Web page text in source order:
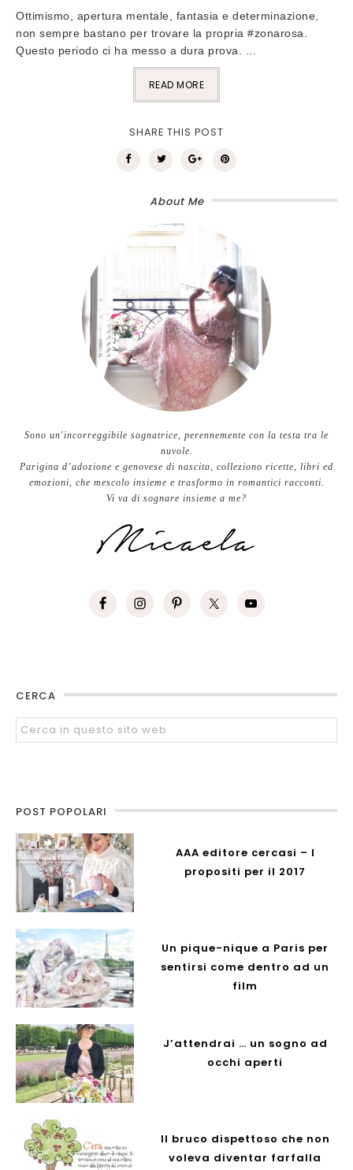
Ottimismo, apertura mentale, fantasia e determinazione,
non sempre bastano per trovare la propria #zonarosa.
Questo periodo ci ha messo a dura prova. ...
READ MORE
SHARE THIS POST
About Me
Sono un'incorreggibile sognatrice, perennemente con la testa tra le
nuvole.
Parigina d’adozione e genovese di nascita, colleziono ricette, libri ed
emozioni, che mescolo insieme e trasformo in romantici racconti.
Vi va di sognare insieme a me?
CERCA
POST POPOLARI
AAA editore cercasi – I
propositi per il 2017
Un pique-nique a Paris per
sentirsi come dentro ad un
film
J’attendrai … un sogno ad
occhi aperti
Il bruco dispettoso che non
voleva diventar farfalla